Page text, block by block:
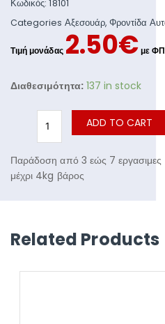
Κωδικός:18101
Categories Αξεσουάρ,Φροντίδα
2.50€
Διαθεσιμότητα: 137 in stock
ADD TO CART
Παράδοση από 3 εώς 7
μέχρι 4kg βάρος
Related Products